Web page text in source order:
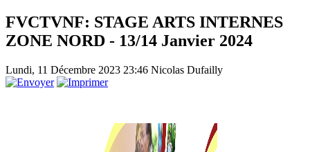
FVCTVNF: STAGE ARTS INTERNES
ZONE NORD - 13/14 Janvier 2024
Lundi, 11 Décembre 2023 23:46 Nicolas Dufailly